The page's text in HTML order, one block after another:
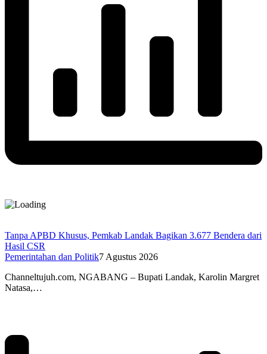
Tanpa APBD Khusus, Pemkab Landak Bagikan 3.677 Bendera dari
Hasil CSR
Pemerintahan dan Politik7 Agustus 2026
Channeltujuh.com, NGABANG – Bupati Landak, Karolin Margret
Natasa,…